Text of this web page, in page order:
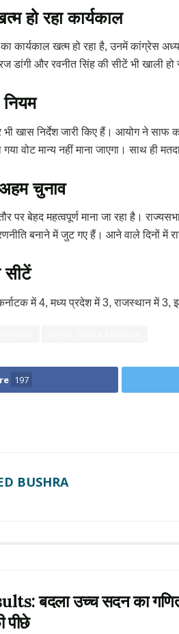
हो रहा कार्यकाल
कार्यकाल खत्म हो रहा है, उनमें कांग्रेस
डांगी और रवनीत सिंह की सीटें भी खाली
खास निर्देश जारी किए हैं। आयोग ने साफ
वोट मान्य नहीं माना जाएगा। साथ ही
चुनाव
पर बेहद महत्वपूर्ण माना जा रहा है।
बनाने में जुट गए हैं। आने वाले दिनों में
सीटें
में 4, मध्य प्रदेश में 3, राजस्थान में 3,
197
BUSHRA
बदला उच्च सदन का गणित,
पीछे